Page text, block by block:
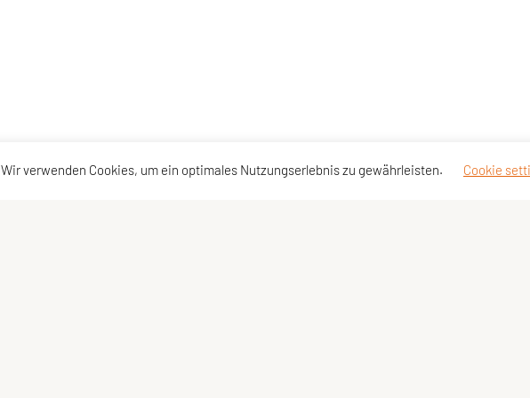
Wir verwenden Cookies, um ein optimales Nutzungserlebnis zu gewährleisten. Cookie